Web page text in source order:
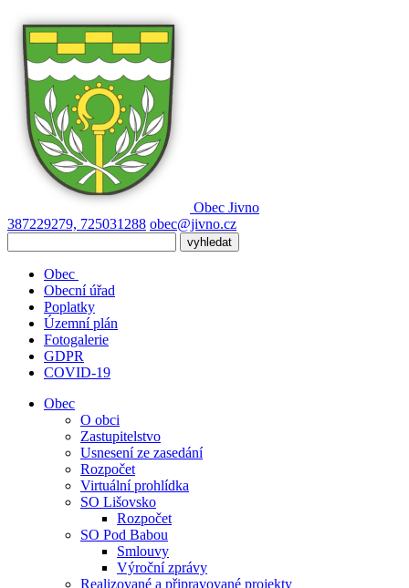
Obec Jivno
387229279, 725031288 obec@jivno.cz
Obec
Obecní úřad
Poplatky
Územní plán
Fotogalerie
GDPR
COVID-19
Obec
O obci
Zastupitelstvo
Usnesení ze zasedání
Rozpočet
Virtuální prohlídka
SO Lišovsko
Rozpočet
SO Pod Babou
Smlouvy
Výroční zprávy
Realizované a připravované projekty